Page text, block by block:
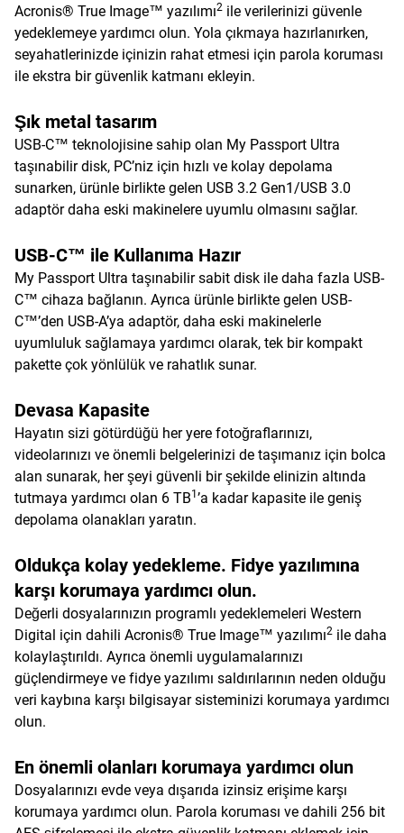
Acronis® True Image™ yazılımı2 ile verilerinizi güvenle
yedeklemeye yardımcı olun. Yola çıkmaya hazırlanırken,
seyahatlerinizde içinizin rahat etmesi için parola koruması
ile ekstra bir güvenlik katmanı ekleyin.
Şık metal tasarım
USB-C™ teknolojisine sahip olan My Passport Ultra
taşınabilir disk, PC’niz için hızlı ve kolay depolama
sunarken, ürünle birlikte gelen USB 3.2 Gen1/USB 3.0
adaptör daha eski makinelere uyumlu olmasını sağlar.
USB-C™ ile Kullanıma Hazır
My Passport Ultra taşınabilir sabit disk ile daha fazla USB-
C™ cihaza bağlanın. Ayrıca ürünle birlikte gelen USB-
C™’den USB-A’ya adaptör, daha eski makinelerle
uyumluluk sağlamaya yardımcı olarak, tek bir kompakt
pakette çok yönlülük ve rahatlık sunar.
Devasa Kapasite
Hayatın sizi götürdüğü her yere fotoğraflarınızı,
videolarınızı ve önemli belgelerinizi de taşımanız için bolca
alan sunarak, her şeyi güvenli bir şekilde elinizin altında
tutmaya yardımcı olan 6 TB1 ’a kadar kapasite ile geniş
depolama olanakları yaratın.
Oldukça kolay yedekleme. Fidye yazılımına
karşı korumaya yardımcı olun.
Değerli dosyalarınızın programlı yedeklemeleri Western
Digital için dahili Acronis® True Image™ yazılımı2 ile daha
kolaylaştırıldı. Ayrıca önemli uygulamalarınızı
güçlendirmeye ve fidye yazılımı saldırılarının neden olduğu
veri kaybına karşı bilgisayar sisteminizi korumaya yardımcı
olun.
En önemli olanları korumaya yardımcı olun
Dosyalarınızı evde veya dışarıda izinsiz erişime karşı
korumaya yardımcı olun. Parola koruması ve dahili 256 bit